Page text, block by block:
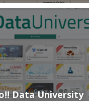
Data University